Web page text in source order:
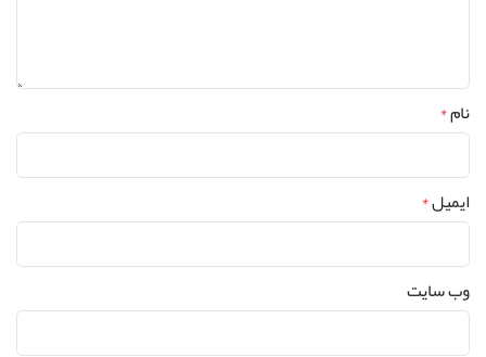
نام*
ایمیل*
وب‌ سایت